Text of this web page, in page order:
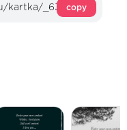
copy